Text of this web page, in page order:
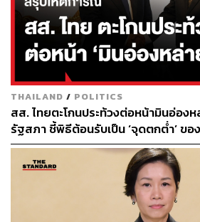
โดยทรัมป์กล่าววานนี้ (20 พฤษภาคม)
ทนต่อรัฐอันธพาลที่มีปฏิบัติการทางท
การก่อการร้ายที่เป็นปรปักษ์ต่อเรา ห่า
กิโลเมตร เราจะไม่หยุดจนกว่าประชา
อิสรภาพอีกครั้ง”
ด้านมาร์โก รูบิโอ รัฐมนตรีต่างประเทศ
คิวบา-อเมริกัน ได้เผยแพร่แถลงการณ์
ชาวคิวบาวานนี้ โดยตำหนิปัญหาทางเ
มนุษยธรรมในปัจจุบันของคิวบาว่า เป็
ข้อเสนอของรัฐบาลสหรัฐฯ ที่จะให้ควา
มนุษยธรรมมูลค่า 100 ล้านดอลลาร์สห
THAILAND / POLITICS
สส. ไทยตะโกนประท้วงต่อหน้ามินอ่องห
รัฐสภา ชี้พิธีต้อนรับเป็น ‘จุดตกต่ำ’ ข
ทูตไทย